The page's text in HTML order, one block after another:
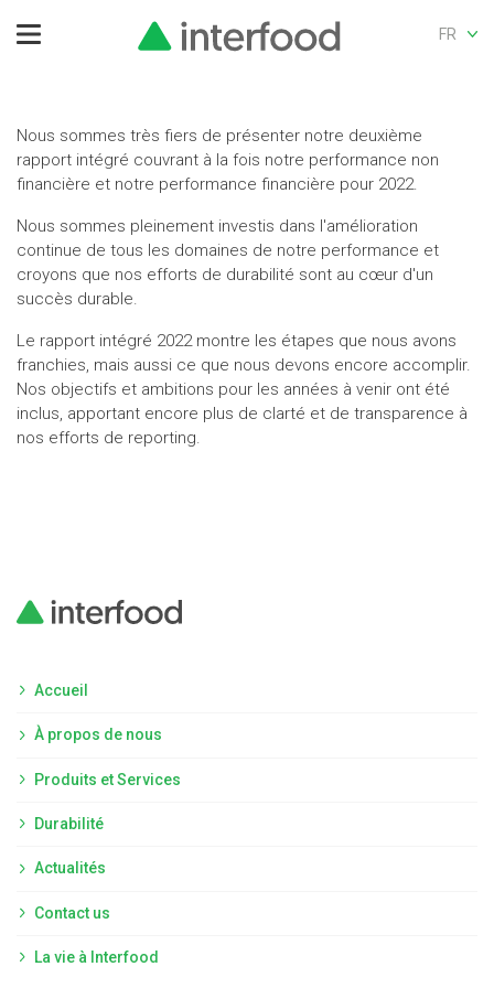
FR
Nous sommes très fiers de présenter notre deuxième
rapport intégré couvrant à la fois notre performance non
financière et notre performance financière pour 2022.
Nous sommes pleinement investis dans l'amélioration
continue de tous les domaines de notre performance et
croyons que nos efforts de durabilité sont au cœur d'un
succès durable.
Le rapport intégré 2022 montre les étapes que nous avons
franchies, mais aussi ce que nous devons encore accomplir.
Nos objectifs et ambitions pour les années à venir ont été
inclus, apportant encore plus de clarté et de transparence à
nos efforts de reporting.
Accueil
À propos de nous
Produits et Services
Durabilité
Actualités
Contact us
La vie à Interfood